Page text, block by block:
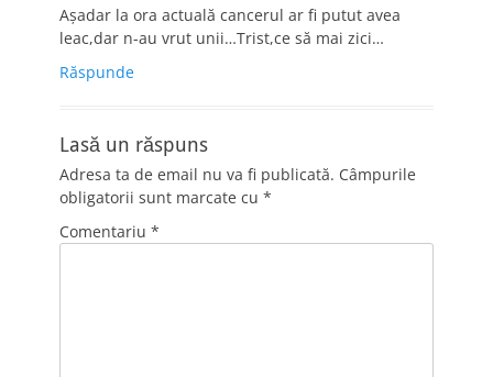
Aşadar la ora actuală cancerul ar fi putut avea
leac,dar n-au vrut unii…Trist,ce să mai zici…
Răspunde
Lasă un răspuns
Adresa ta de email nu va fi publicată. Câmpurile
obligatorii sunt marcate cu *
Comentariu *